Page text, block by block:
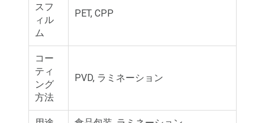
スフ
ィル
ム
PET, CPP
コー
ティ
ング
方法
PVD, ラミネーション